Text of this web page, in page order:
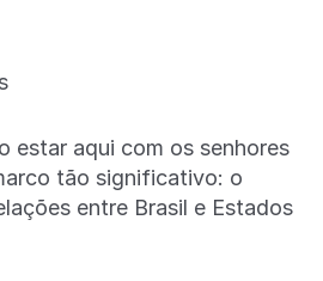
estar aqui com os senhores
tão significativo: o
entre Brasil e Estados